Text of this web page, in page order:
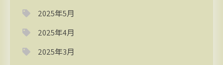
2025年5月
2025年4月
2025年3月